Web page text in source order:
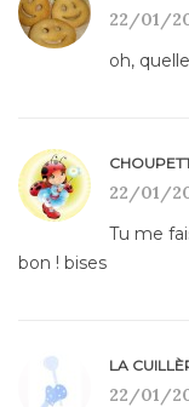
22/01/
oh,
22/01/
Tu me
bon ! bises
LA
22/01/